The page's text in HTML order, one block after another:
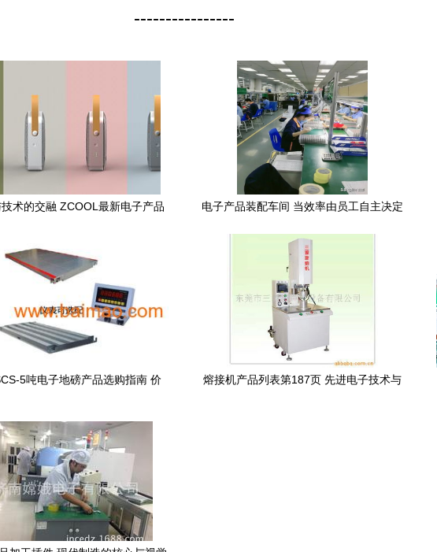
----------------
术的交融 ZCOOL最新电子产品
电子产品装配车间 当效率由员工自主决定
5吨电子地磅产品选购指南 价
熔接机产品列表第187页 先进电子技术与